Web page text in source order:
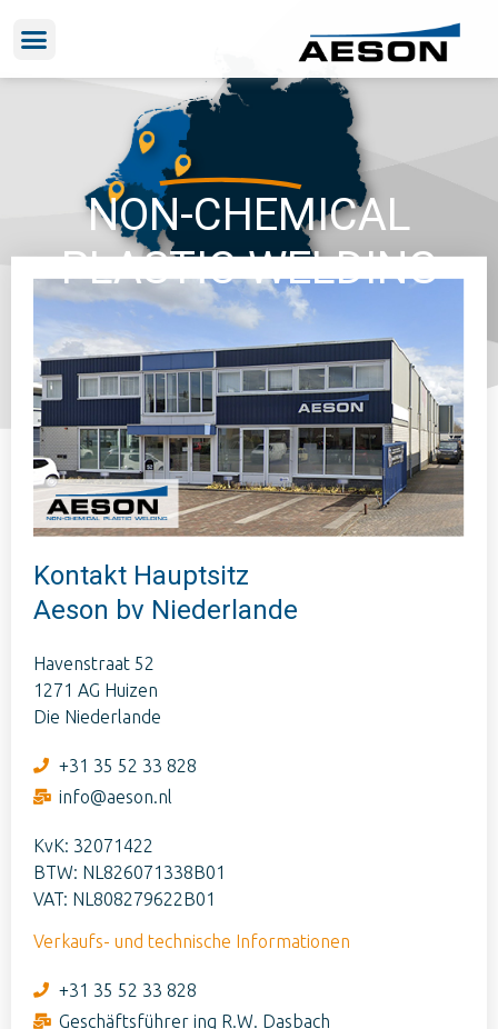
NON-CHEMICAL
PLASTIC WELDING
Kontaktformular
Kontakt Hauptsitz
Aeson bv Niederlande
Havenstraat 52
1271 AG Huizen
Die Niederlande
+31 35 52 33 828
info@aeson.nl
KvK: 32071422
BTW: NL826071338B01
VAT: NL808279622B01
Verkaufs- und technische Informationen
+31 35 52 33 828
Geschäftsführer ing R.W. Dasbach